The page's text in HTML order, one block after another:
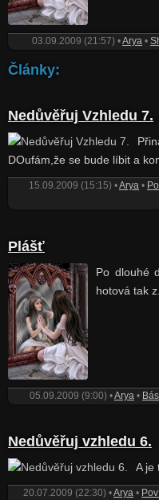
03.09.2009 (21:57) •Arya •
Články:
Nedůvěřuj Vzhledu 7.
DOufám,že se bude líbit a
15.09.2009 (15:15) •Arya •
Plášť
Po dlouhé
hotová tak
05.09.2009 (9:00) •Arya •
Nedůvěřuj vzhledu 6.
A je
20.07.2009 (22:30) •Arya •